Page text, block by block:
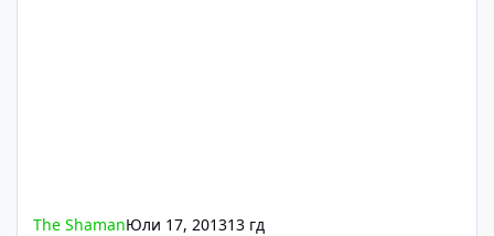
The ShamanЮли 17, 201313 гд